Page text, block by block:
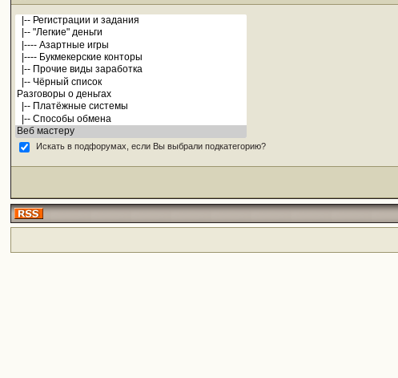
Искать в подфорумах, если Вы выбрали подкатегорию?